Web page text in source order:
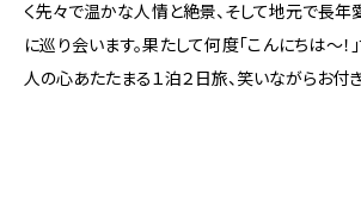
く先々で温かな人情と絶景、そして地元で長
に巡り会います。果たして何度「こんにちは～！
人の心あたたまる１泊２日旅、笑いながらお付き